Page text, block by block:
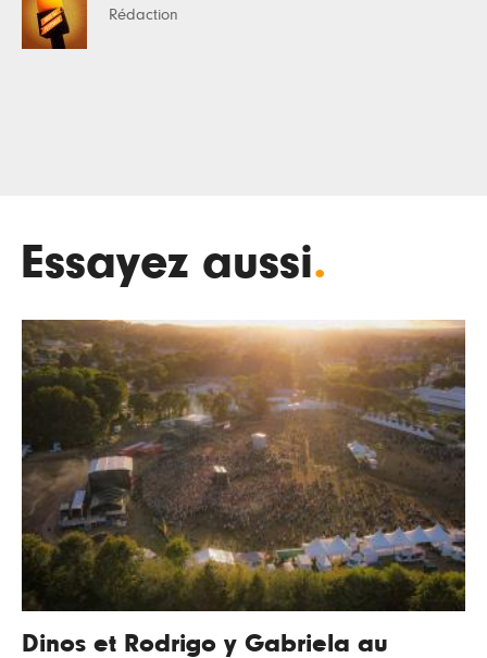
Rédaction
Essayez aussi.
Dinos et Rodrigo y Gabriela au